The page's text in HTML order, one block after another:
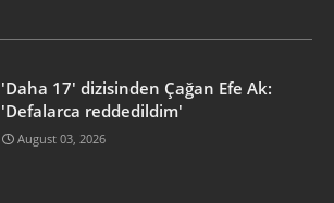
'Daha 17' dizisinden Çağan Efe Ak:
'Defalarca reddedildim'
August 03, 2026